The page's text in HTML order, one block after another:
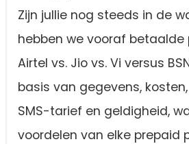
Zijn jullie nog steeds in de
hebben we vooraf betaalde
Airtel vs. Jio vs. Vi versus
basis van gegevens,
SMS-tarief en geldigheid,
voordelen van elke prepaid